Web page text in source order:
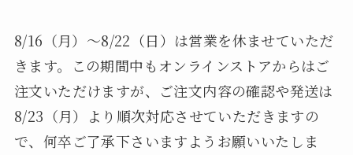
8/16（月）～8/22（日）は営業を休ませていただ
きます。この期間中もオンラインストアからはご
注文いただけますが、ご注文内容の確認や発送は
8/23（月）より順次対応させていただきますの
で、何卒ご了承下さいますようお願いいたしま